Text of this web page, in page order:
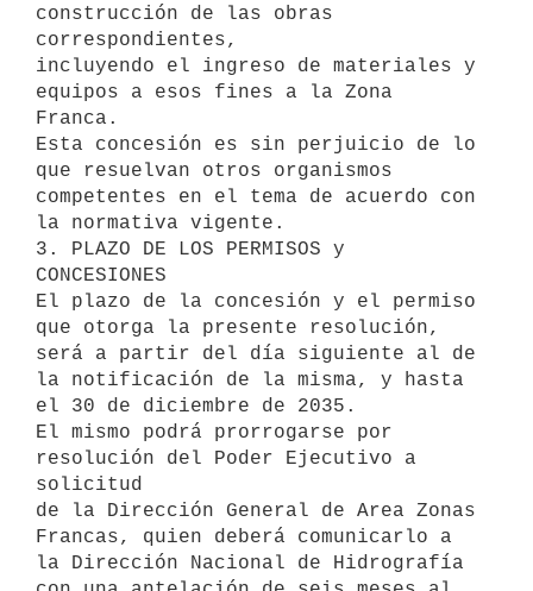
construcción de las obras
correspondientes,
incluyendo el ingreso de materiales y
equipos a esos fines a la Zona
Franca.
Esta concesión es sin perjuicio de lo
que resuelvan otros organismos
competentes en el tema de acuerdo con
la normativa vigente.
3. PLAZO DE LOS PERMISOS y
CONCESIONES
El plazo de la concesión y el permiso
que otorga la presente resolución,
será a partir del día siguiente al de
la notificación de la misma, y hasta
el 30 de diciembre de 2035.
El mismo podrá prorrogarse por
resolución del Poder Ejecutivo a
solicitud
de la Dirección General de Area Zonas
Francas, quien deberá comunicarlo a
la Dirección Nacional de Hidrografía